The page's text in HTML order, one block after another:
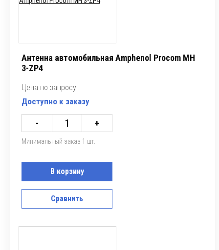
Антенна автомобильная Amphenol Procom MH
3-ZP4
Цена по запросу
Доступно к заказу
- +
Минимальный заказ 1 шт.
В корзину
Сравнить